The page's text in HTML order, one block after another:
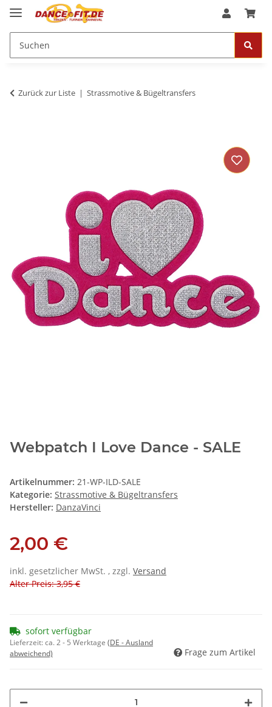
Zurück zur Liste Strassmotive & Bügeltransfers
Webpatch I Love Dance - SALE
Artikelnummer: 21-WP-ILD-SALE
Kategorie: Strassmotive & Bügeltransfers
Hersteller: DanzaVinci
2,00 €
inkl. gesetzlicher MwSt. , zzgl. Versand
Alter Preis: 3,95 €
sofort verfügbar
Lieferzeit:ca. 2 - 5 Werktage (DE - Ausland
abweichend)
Frage zum Artikel